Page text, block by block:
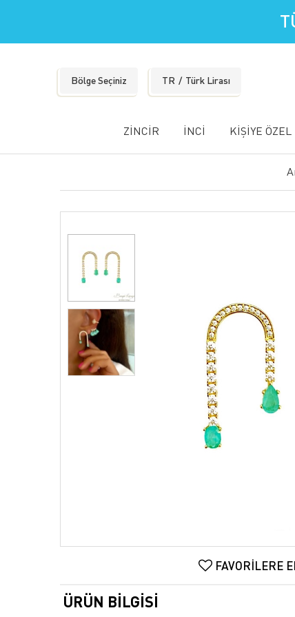
Bölge Seçiniz TR Türk Lirası
ZİNCİR İNCİ KİŞİYE
FAVORILERE
ÜRÜN BILGISI